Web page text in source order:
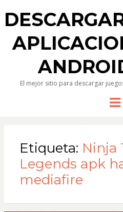
El mejor sitio para descargar
Etiqueta: Ninja
Legends apk
mediafire